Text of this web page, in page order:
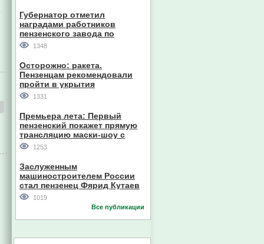
Губернатор отметил
наградами работников
пензенского завода по
производству станков
1348
Осторожно: ракета.
Пензенцам рекомендовали
пройти в укрытия
1331
Премьера лета: Первый
пензенский покажет прямую
трансляцию маски-шоу с
участием компании из Южной
1253
Заслуженным
машиностроителем России
стал пензенец Фярид Кутаев
1019
Все публикации